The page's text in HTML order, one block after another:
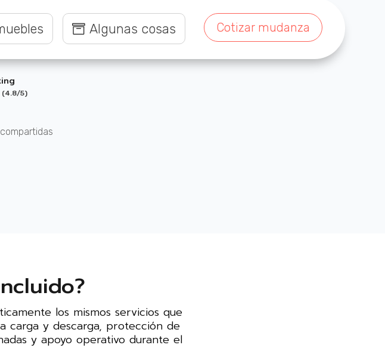
Algunas cosas Cotizar mudanza
(4.8/5)
los mismos servicios que
carga y descarga, protección de
y apoyo operativo durante el